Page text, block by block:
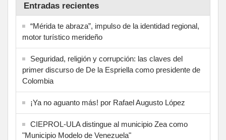
Entradas recientes
“Mérida te abraza”, impulso de la identidad regional,
motor turístico merideño
Seguridad, religión y corrupción: las claves del
primer discurso de De la Espriella como presidente de
Colombia
¡Ya no aguanto más! por Rafael Augusto López
CIEPROL-ULA distingue al municipio Zea como
"Municipio Modelo de Venezuela"